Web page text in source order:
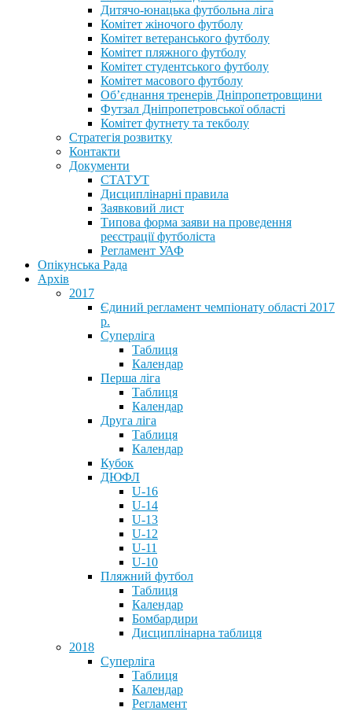
Дитячо-юнацька футбольна ліга
Комітет жіночого футболу
Комітет ветеранського футболу
Комітет пляжного футболу
Комітет студентського футболу
Комітет масового футболу
Обʼєднання тренерів Дніпропетровщини
Футзал Дніпропетровської області
Комітет футнету та текболу
Стратегія розвитку
Контакти
Документи
СТАТУТ
Дисциплінарні правила
Заявковий лист
Типова форма заяви на проведення
реєстрації футболіста
Регламент УАФ
Опікунська Рада
Архів
2017
Єдиний регламент чемпіонату області 2017
р.
Суперліга
Таблиця
Календар
Перша ліга
Таблиця
Календар
Друга ліга
Таблиця
Календар
Кубок
ДЮФЛ
U-16
U-14
U-13
U-12
U-11
U-10
Пляжний футбол
Таблиця
Календар
Бомбардири
Дисциплінарна таблиця
2018
Суперліга
Таблиця
Календар
Регламент